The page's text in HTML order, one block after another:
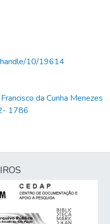
10/19614
da Cunha Menezes
1786